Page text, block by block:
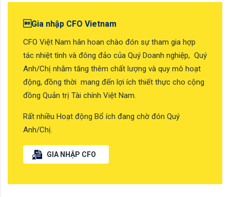
Gia nhập CFO Vietnam
CFO Việt Nam hân hoan chào đón sự tham gia hợp
tác nhiệt tình và đông đảo của Quý Doanh nghiệp, Quý
Anh/Chị nhằm tăng thêm chất lượng và quy mô hoạt
động, đồng thời mang đến lợi ích thiết thực cho cộng
đồng Quản trị Tài chính Việt Nam.
Rất nhiều Hoạt động Bổ ích đang chờ đón Quý
Anh/Chị.
GIA NHẬP CFO